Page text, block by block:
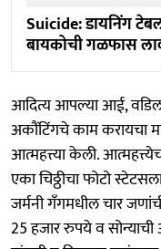
Suicide: डायनिंग
बायकोची गळफास
आदित्य आपल्या आई,
अकौंटिंगचे काम करायचा
आत्महत्त्या केली.
एका चिठ्ठीचा फोटो
जर्मनी गँगमधील चार
25 हजार रुपये व